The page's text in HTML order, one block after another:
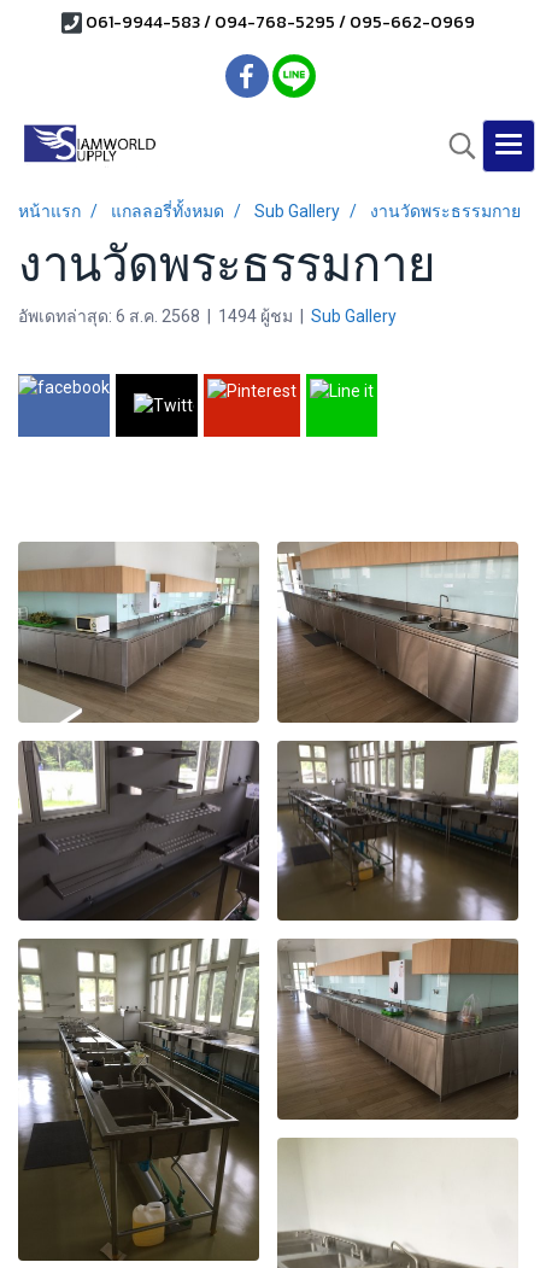
061-9944-583 / 094-768-5295 / 095-662-0969
หน้าแรก แกลลอรี่ทั้งหมด Sub Gallery งานวัดพระธรรมกาย
งานวัดพระธรรมกาย
อัพเดทล่าสุด: 6 ส.ค. 2568 1494 ผู้ชม Sub Gallery